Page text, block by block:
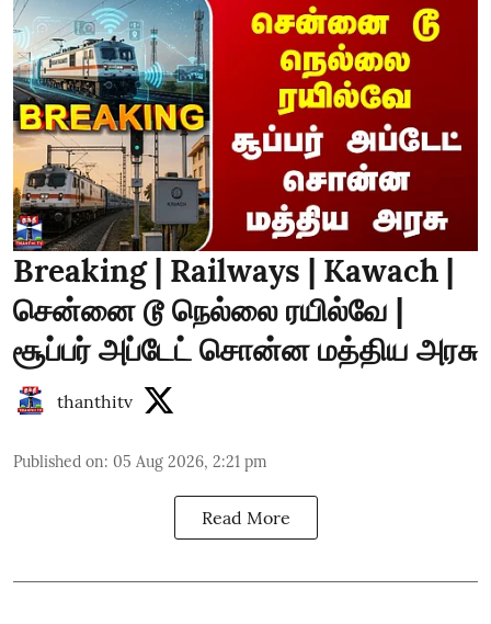
Breaking | Railways | Kawach |
சென்னை டூ நெல்லை ரயில்வே |
சூப்பர் அப்டேட் சொன்ன மத்திய அரசு
thanthitv
Published on: 05 Aug 2026, 2:21 pm
Read More